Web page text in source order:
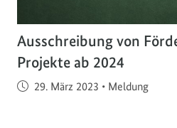
Ausschreibung von
Projekte ab 2024
Veröffentlicht am
29. März 2023 • Meldung